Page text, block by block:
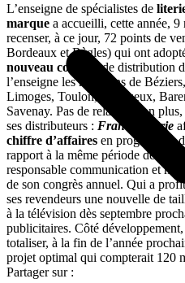
L’enseigne de spécialistes de
marque a accueilli, cette année,
recenser, à ce jour, 72 points de
Bordeaux et Bègles) qui ont
nouveau conceptde distribution
l’enseigne les magasins de
Limoges, Toulon, Périgueux,
Savenay. Pas de relâche, non
ses distributeurs : France Literie
chiffre d’affaires en progression
rapport à la même période de
responsable communication et
de son congrès annuel. Qui a
ses revendeurs une nouvelle de
à la télévision dès septembre
publicitaires. Côté
totaliser, à la fin de l’année
projet optimal qui compterait 120
Partager sur :